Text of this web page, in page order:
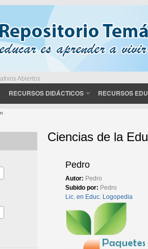
Abiertos
RECURSOS DIDÁCTICOS RECURSOS
Ciencias de la
Pedro
Autor: Pedro
Subido por: Pedro
Lic. en Educ. Logopedia
Páginas